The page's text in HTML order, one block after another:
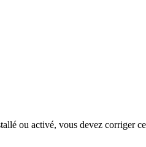
ou activé, vous devez corriger